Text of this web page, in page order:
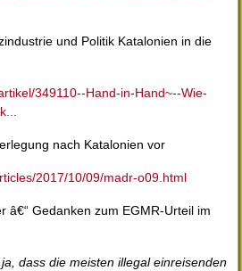
und Politik Katalonien in die
349110--Hand-in-Hand~--Wie-
nach Katalonien vor
2017/10/09/madr-o09.html
â€“ Gedanken zum EGMR-Urteil im
dass die meisten illegal einreisenden